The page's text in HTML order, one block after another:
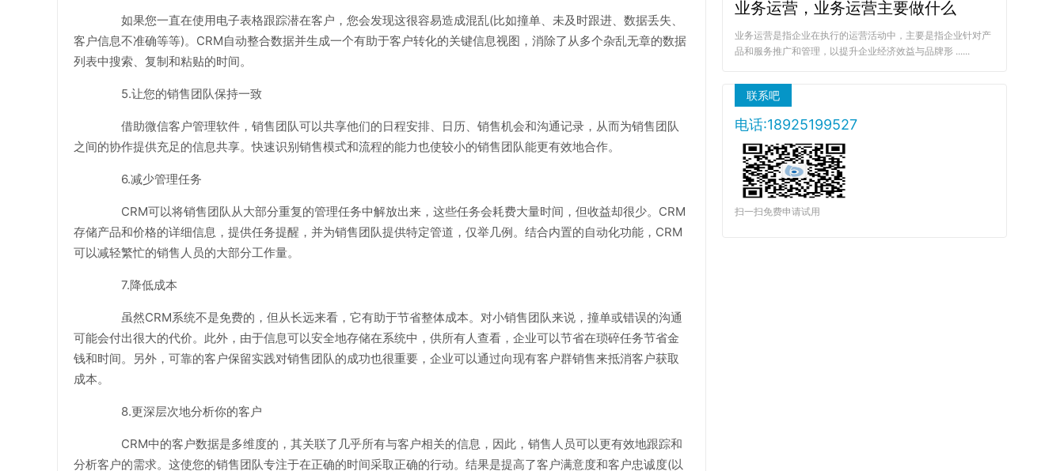
如果您一直在使用电子表格跟踪潜在客户，您会发现这很容易造成混乱(比如撞单、未及时跟进、数据丢失、
客户信息不准确等等)。CRM自动整合数据并生成一个有助于客户转化的关键信息视图，消除了从多个杂乱无章的数据
列表中搜索、复制和粘贴的时间。
5.让您的销售团队保持一致
借助微信客户管理软件，销售团队可以共享他们的日程安排、日历、销售机会和沟通记录，从而为销售团队
之间的协作提供充足的信息共享。快速识别销售模式和流程的能力也使较小的销售团队能更有效地合作。
6.减少管理任务
CRM可以将销售团队从大部分重复的管理任务中解放出来，这些任务会耗费大量时间，但收益却很少。CRM
存储产品和价格的详细信息，提供任务提醒，并为销售团队提供特定管道，仅举几例。结合内置的自动化功能，CRM
可以减轻繁忙的销售人员的大部分工作量。
7.降低成本
虽然CRM系统不是免费的，但从长远来看，它有助于节省整体成本。对小销售团队来说，撞单或错误的沟通
可能会付出很大的代价。此外，由于信息可以安全地存储在系统中，供所有人查看，企业可以节省在琐碎任务节省金
钱和时间。另外，可靠的客户保留实践对销售团队的成功也很重要，企业可以通过向现有客户群销售来抵消客户获取
成本。
8.更深层次地分析你的客户
CRM中的客户数据是多维度的，其关联了几乎所有与客户相关的信息，因此，销售人员可以更有效地跟踪和
分析客户的需求。这使您的销售团队专注于在正确的时间采取正确的行动。结果是提高了客户满意度和客户忠诚度(以
业务运营，业务运营主要做什么
业务运营是指企业在执行的运营活动中，主要是指企业针对产
品和服务推广和管理，以提升企业经济效益与品牌形 ......
联系吧
电话:18925199527
扫一扫免费申请试用